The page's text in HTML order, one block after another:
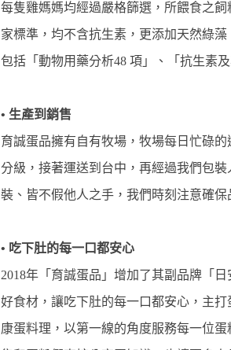
每隻雞媽媽均經過嚴格篩選，所餵食之
家標準，均不含抗生素，更添加天然綠
包括「動物用藥分析48 項」、「抗生素
• 生產到銷售
育誠蛋品擁有自有牧場，牧場每日忙碌
分級，接著運送到台中，再經過我們包
裝、皆不假他人之手，我們時刻注意確保
• 吃下肚的每一口都安心
2018年「育誠蛋品」增加了其副品牌「
好食材，讓吃下肚的每一口都安心，主
康蛋料理，以第一線的角度服務每一位